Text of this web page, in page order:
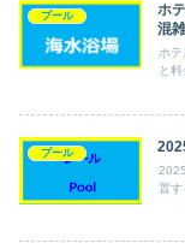
プール
ホ
混
ホ
と
プール
置す